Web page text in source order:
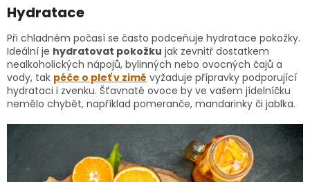
Hydratace
Při chladném počasí se často podceňuje hydratace pokožky.
Ideální je hydratovat pokožku jak zevnitř dostatkem
nealkoholických nápojů, bylinných nebo ovocných čajů a
vody, tak péče o pleť v zimě vyžaduje přípravky podporující
hydrataci i zvenku. Šťavnaté ovoce by ve vašem jídelníčku
nemělo chybět, například pomeranče, mandarinky či jablka.